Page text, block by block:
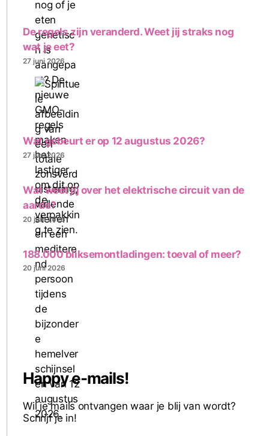
De regels zijn veranderd. Weet jij straks nog
wat je eet?
27 juni 2026
Wat gebeurt er op 12 augustus 2026?
27 juni 2026
Wat weet jij over het elektrische circuit van de
aarde?
20 juni 2026
188.000 bliksemontladingen: toeval of meer?
20 juni 2026
Happy e-mails!
Wil je mails ontvangen waar je blij van wordt?
Schrijf je in!